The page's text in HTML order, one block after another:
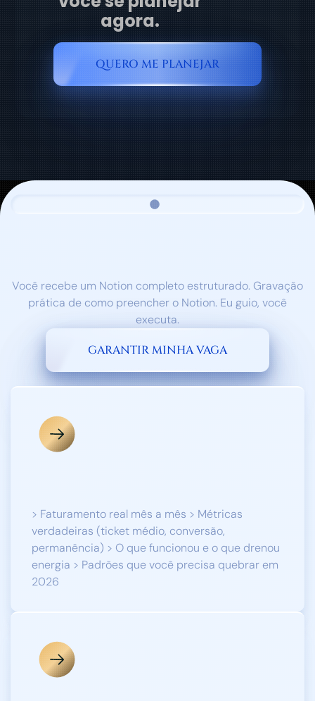
agora.
QUERO ME PLANEJAR
Você recebe um Notion completo estruturado. Gravação
prática de como preencher o Notion. Eu guio, você
executa.
GARANTIR MINHA VAGA
> Faturamento real mês a mês > Métricas
verdadeiras (ticket médio, conversão,
permanência) > O que funcionou e o que drenou
energia > Padrões que você precisa quebrar em
2026